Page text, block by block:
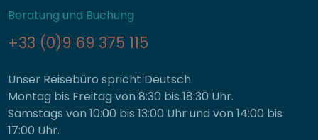
Beratung und Buchung
+33 (0)9 69 375 115
Unser Reisebüro spricht Deutsch.
Montag bis Freitag von 8:30 bis 18:30 Uhr.
Samstags von 10:00 bis 13:00 Uhr und von 14:00 bis
17:00 Uhr.